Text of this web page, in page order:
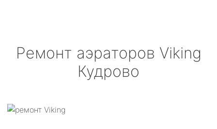
Ремонт аэраторов Viking
Кудрово